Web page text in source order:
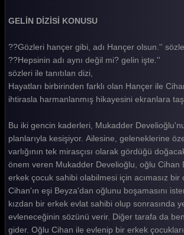
Gelin 103. Bölüm
Gelin 102. Bölüm
Gelin 101. Bölüm
Gelin 100. Bölüm
Gelin 98. Bölüm
Gelin 97. Bölüm
Gelin 96. Bölüm
Gelin 95. Bölüm
Gelin 94. Bölüm
GELİN DİZİSİ KONUSU
??Gözleri hançer gibi, adı Hançer olsun.''
??Hepsinin adı aynı değil mi? gelin işte.''
sözleri ile tanıtılan dizi,
Hayatları birbirinden farklı olan Hançer ile
ihtirasla harmanlanmış hikayesini ekranlara
Bu iki gencin kaderleri, Mukadder
planlarıyla kesişiyor. Ailesine, geleneklerine
varlığının tek mirasçısı olarak gördüğü
önem veren Mukadder Develioğlu, oğlu Cihan
erkek çocuk sahibi olabilmesi için acımasız bir
Cihan'ın eşi Beyza'dan oğlunu boşamasını
kızdan bir erkek evlat sahibi olup sonrasında
evleneceğinin sözünü verir. Diğer tarafa da
gider. Oğlu Cihan ile evlenip bir erkek